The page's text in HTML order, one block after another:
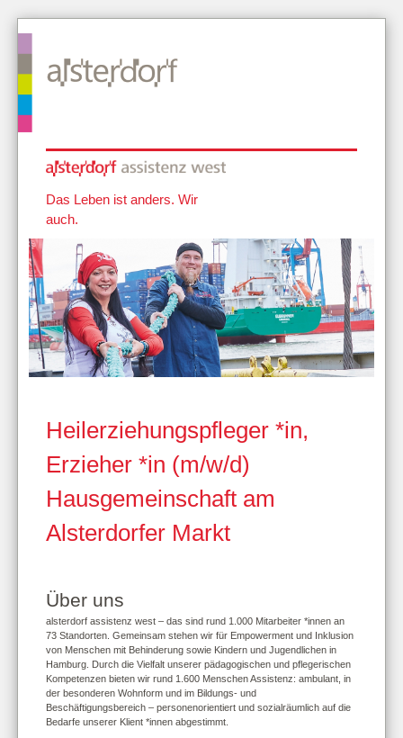
Das Leben ist anders. Wir
auch.
Heilerziehungspfleger *in,
Erzieher *in (m/w/d)
Hausgemeinschaft am
Alsterdorfer Markt
Über uns
alsterdorf assistenz west – das sind rund 1.000 Mitarbeiter *innen an
73 Standorten. Gemeinsam stehen wir für Empowerment und Inklusion
von Menschen mit Behinderung sowie Kindern und Jugendlichen in
Hamburg. Durch die Vielfalt unserer pädagogischen und pflegerischen
Kompetenzen bieten wir rund 1.600 Menschen Assistenz: ambulant, in
der besonderen Wohnform und im Bildungs- und
Beschäftigungsbereich – personenorientiert und sozialräumlich auf die
Bedarfe unserer Klient *in­nen abgestimmt.